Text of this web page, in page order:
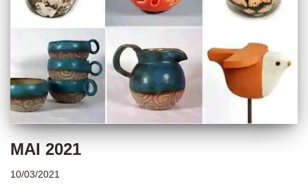
MAI 2021
10/03/2021